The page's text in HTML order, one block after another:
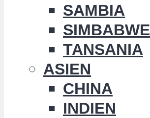
SAMBIA
SIMBABWE
TANSANIA
ASIEN
CHINA
INDIEN